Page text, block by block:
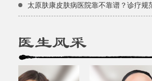
太原肤康皮肤病医院靠不靠谱？诊疗规